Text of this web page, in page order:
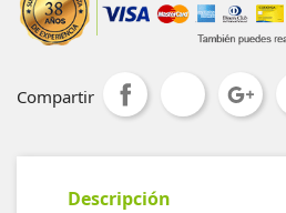
Compartir
Descripción